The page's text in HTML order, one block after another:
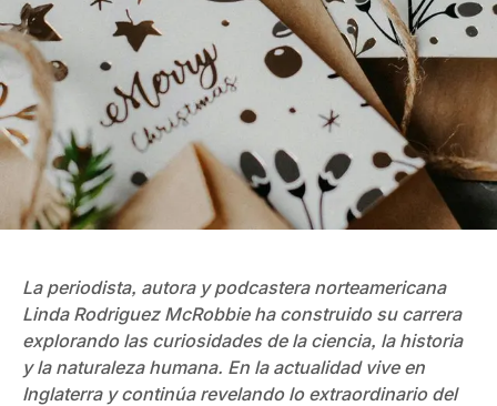
La periodista, autora y podcastera norteamericana
Linda Rodriguez McRobbie ha construido su carrera
explorando las curiosidades de la ciencia, la historia
y la naturaleza humana. En la actualidad vive en
Inglaterra y continúa revelando lo extraordinario del